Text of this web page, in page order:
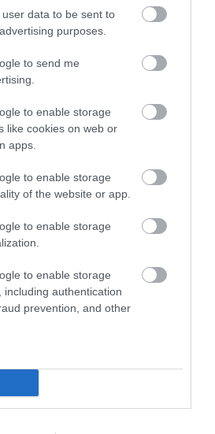
data to be sent to
purposes.
to send me
to enable storage
like cookies on web or
apps.
to enable storage
of the website or app.
to enable storage
to enable storage
including authentication
prevention, and other
akkor nem szóltam
semmit. De ez a hölgy
a Tom-Tomban.
több mint két év is lehet)
vettem a fáradtságot,
a szétszórt
elrendeztem az
az asztalt.
kis idő múlva ismét
a hölgy és letett egy
az asztalra mely két
még mindig nem vette
a hamutálca hiányát és
sem, hogy még mindig
láttára még a csikket is
dobtam.
idő után a hölgy meg is